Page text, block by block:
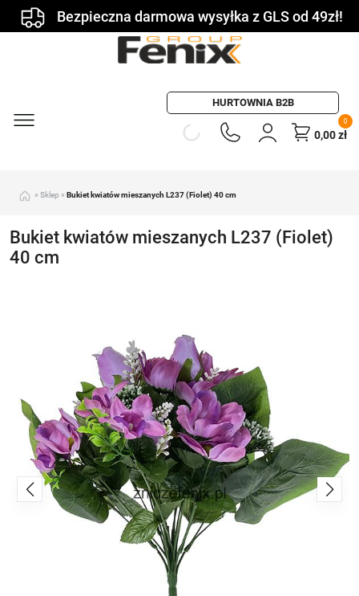
Bezpieczna darmowa wysyłka z GLS od 49zł!
HURTOWNIA B2B
0
0,00zł
» Sklep » Bukiet kwiatów mieszanych L237 (Fiolet) 40 cm
Bukiet kwiatów mieszanych L237 (Fiolet)
40 cm